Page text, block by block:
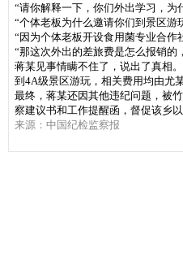
“请你解释一下，你们外出学习，
“个体老板为什么邀请你们到景区游
“因为个体老板开设食用菌专业合
“那这次外出的差旅费是怎么报销
蒋某见事情瞒不住了，说出了真相
到4A级景区游玩，相关费用均由尤某
最终，蒋某还因其他违纪问题，被
察建议书和工作提醒函，督促该乡
来源：中国纪检监察报